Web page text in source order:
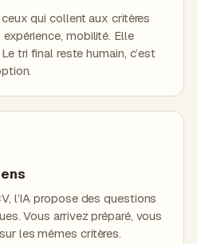
ceux qui collent aux critères
mobilité. Elle
tri final reste humain, c’est
l’IA propose des questions
Vous arrivez préparé, vous
les mêmes critères.